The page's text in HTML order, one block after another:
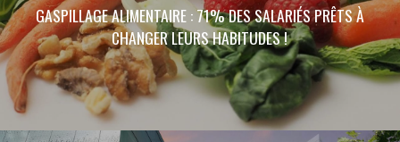
GASPILLAGE ALIMENTAIRE : 71% DES SALARIÉS PRÊTS À
CHANGER LEURS HABITUDES !